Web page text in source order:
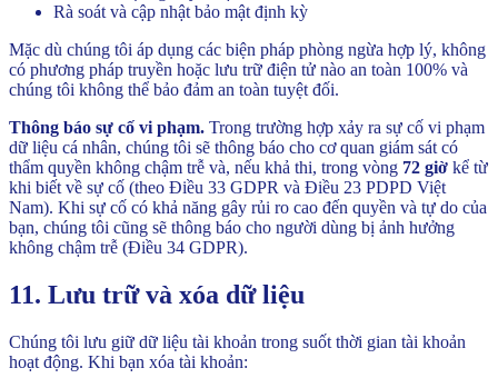
Rà soát và cập nhật bảo mật định kỳ
Mặc dù chúng tôi áp dụng các biện pháp phòng ngừa hợp lý, không
có phương pháp truyền hoặc lưu trữ điện tử nào an toàn 100% và
chúng tôi không thể bảo đảm an toàn tuyệt đối.
Thông báo sự cố vi phạm. Trong trường hợp xảy ra sự cố vi phạm
dữ liệu cá nhân, chúng tôi sẽ thông báo cho cơ quan giám sát có
thẩm quyền không chậm trễ và, nếu khả thi, trong vòng 72 giờ kể từ
khi biết về sự cố (theo Điều 33 GDPR và Điều 23 PDPD Việt
Nam). Khi sự cố có khả năng gây rủi ro cao đến quyền và tự do của
bạn, chúng tôi cũng sẽ thông báo cho người dùng bị ảnh hưởng
không chậm trễ (Điều 34 GDPR).
11. Lưu trữ và xóa dữ liệu
Chúng tôi lưu giữ dữ liệu tài khoản trong suốt thời gian tài khoản
hoạt động. Khi bạn xóa tài khoản: